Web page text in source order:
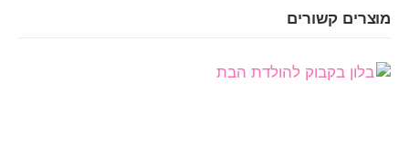
מוצרים קשורים